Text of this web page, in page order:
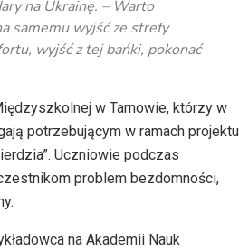
na Ukrainę. – Warto
samemu wyjść ze strefy
wyjść z tej bańki, pokonać
w Tarnowie, którzy w
potrzebującym w ramach projektu
Uczniowie podczas
problem bezdomności,
na Akademii Nauk